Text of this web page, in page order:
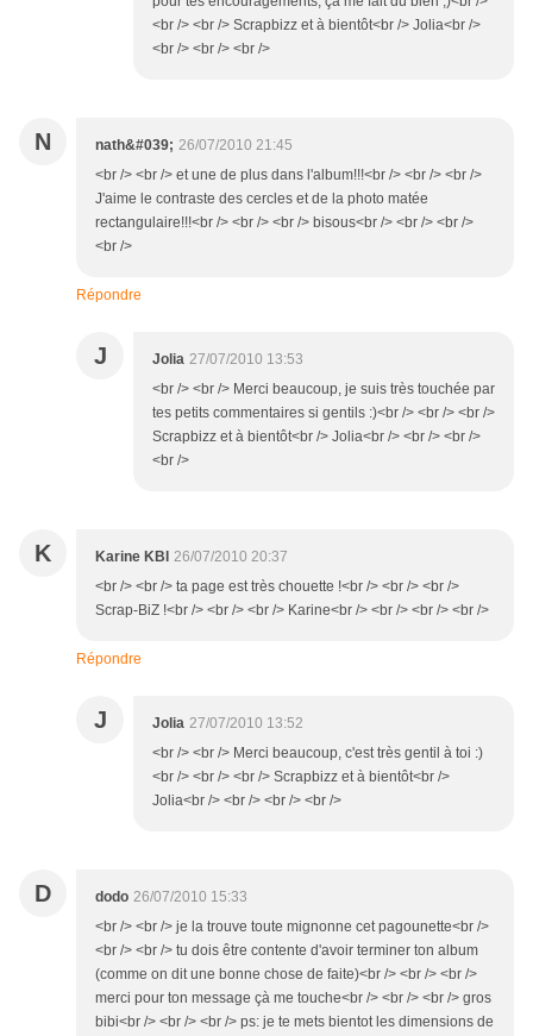
<br /> <br /> Scrapbizz et à bientôt<br /> Jolia<br />
<br /> <br /> <br />
N nath&#039; 26/07/2010 21:45
<br /> <br /> et une de plus dans l'album!!!<br /> <br /> <br />
J'aime le contraste des cercles et de la photo matée
rectangulaire!!!<br /> <br /> <br /> bisous<br /> <br /> <br />
<br />
Répondre
J Jolia 27/07/2010 13:53
<br /> <br /> Merci beaucoup, je suis très touchée par
tes petits commentaires si gentils :)<br /> <br /> <br />
Scrapbizz et à bientôt<br /> Jolia<br /> <br /> <br />
<br />
K Karine KBI 26/07/2010 20:37
<br /> <br /> ta page est très chouette !<br /> <br /> <br />
Scrap-BiZ !<br /> <br /> <br /> Karine<br /> <br /> <br /> <br />
Répondre
J Jolia 27/07/2010 13:52
<br /> <br /> Merci beaucoup, c'est très gentil à toi :)
<br /> <br /> <br /> Scrapbizz et à bientôt<br />
Jolia<br /> <br /> <br /> <br />
D dodo 26/07/2010 15:33
<br /> <br /> je la trouve toute mignonne cet pagounette<br />
<br /> <br /> tu dois être contente d'avoir terminer ton album
(comme on dit une bonne chose de faite)<br /> <br /> <br />
merci pour ton message çà me touche<br /> <br /> <br /> gros
bibi<br /> <br /> <br /> ps: je te mets bientot les dimensions de